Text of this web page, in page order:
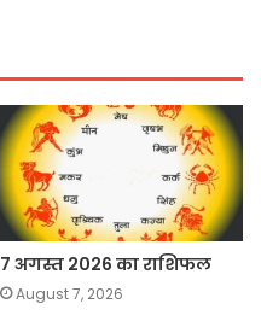
7 अगस्त 2026 का राशिफल
August 7, 2026